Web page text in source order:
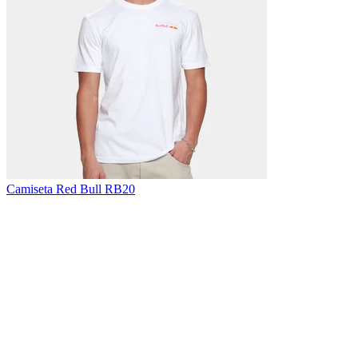
Camiseta Red Bull RB20